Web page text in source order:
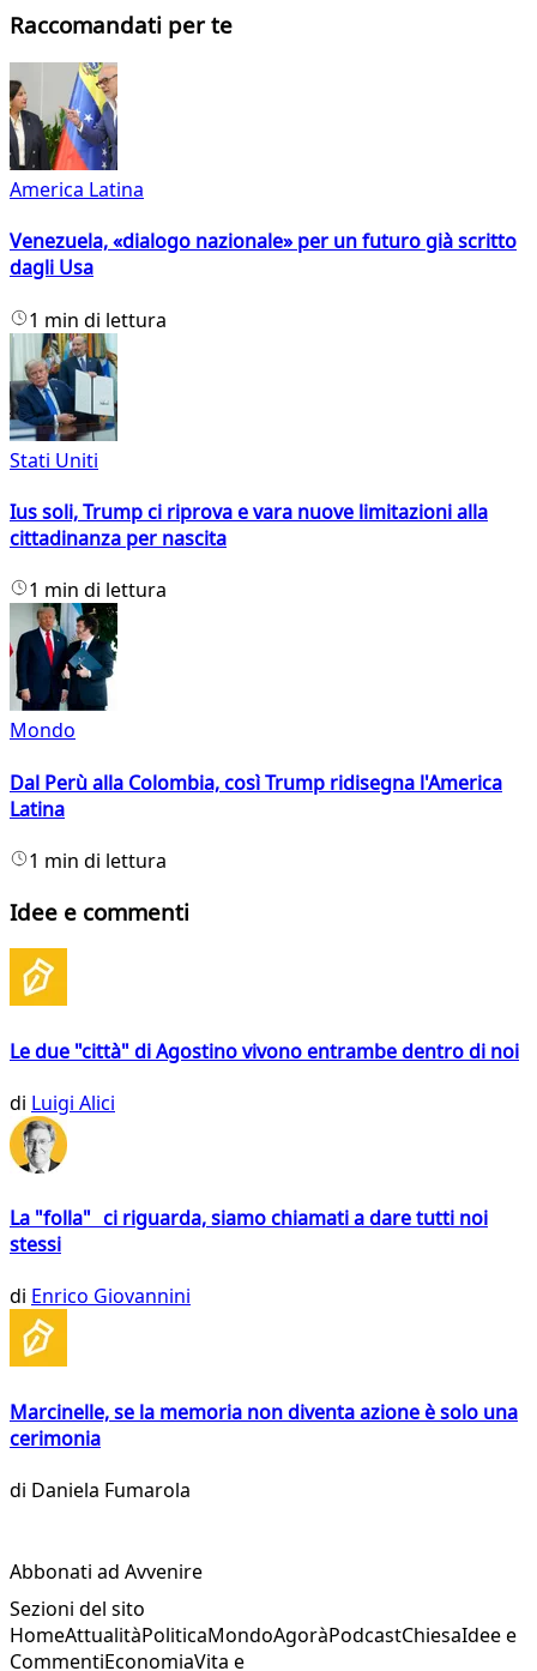
Raccomandati per te
America Latina
Venezuela, «dialogo nazionale» per un futuro già scritto
dagli Usa
1 min di lettura
Stati Uniti
Ius soli, Trump ci riprova e vara nuove limitazioni alla
cittadinanza per nascita
1 min di lettura
Mondo
Dal Perù alla Colombia, così Trump ridisegna l'America
Latina
1 min di lettura
Idee e commenti
Le due "città" di Agostino vivono entrambe dentro di noi
di Luigi Alici
La "folla" ci riguarda, siamo chiamati a dare tutti noi
stessi
di Enrico Giovannini
Marcinelle, se la memoria non diventa azione è solo una
cerimonia
di Daniela Fumarola
Abbonati ad Avvenire
Sezioni del sito
HomeAttualitàPoliticaMondoAgoràPodcastChiesaIdee e
CommentiEconomiaVita e